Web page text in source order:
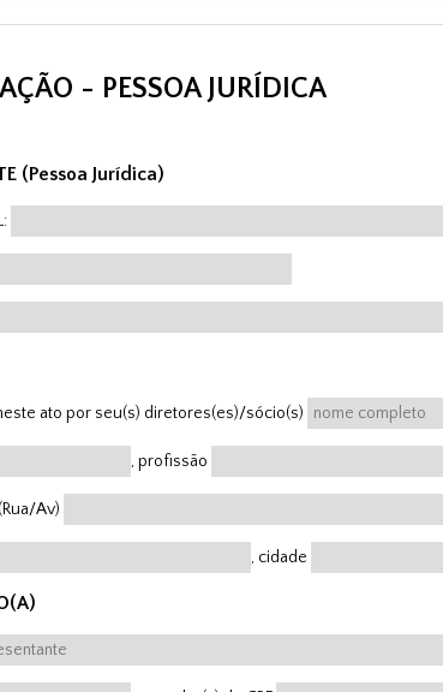
- PESSOA JURÍDICA
(Pessoa Jurídica)
ato por seu(s) diretores(es)/sócio(s)
, profissão
Av)
, cidade